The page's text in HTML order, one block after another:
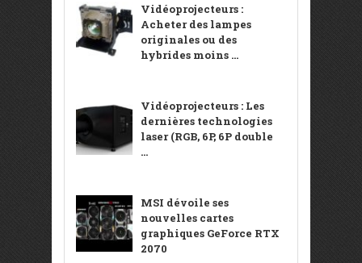
Vidéoprojecteurs :
Acheter des lampes
originales ou des
hybrides moins ...
Vidéoprojecteurs : Les
dernières technologies
laser (RGB, 6P, 6P double
...
MSI dévoile ses
nouvelles cartes
graphiques GeForce RTX
2070